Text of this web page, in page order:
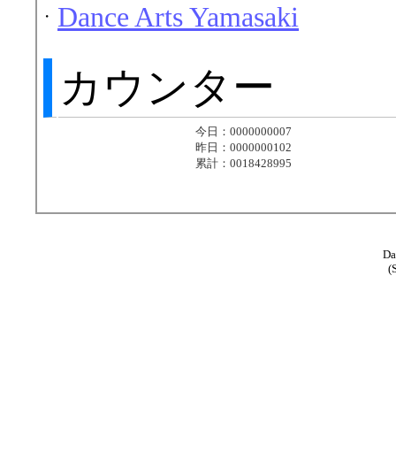
・ Dance Arts Yamasaki
カウンター